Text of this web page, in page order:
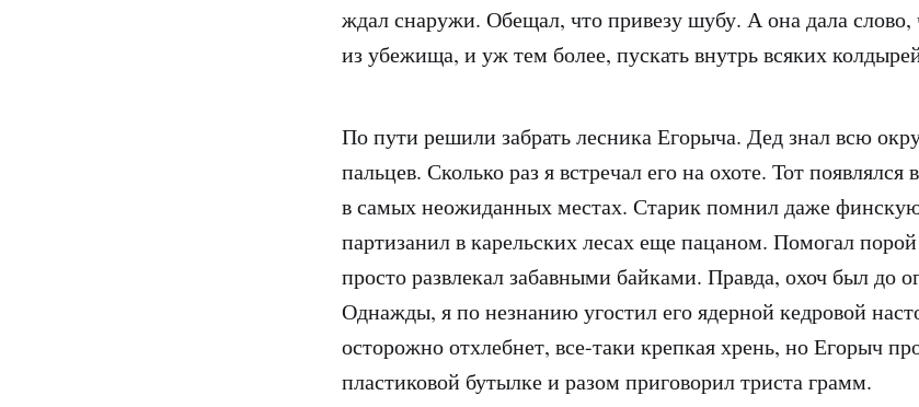
ждал снаружи. Обещал, что привезу шубу. А она дала слово,
из убежища, и уж тем более, пускать внутрь всяких
По пути решили забрать лесника Егорыча. Дед знал всю
пальцев. Сколько раз я встречал его на охоте. Тот появлялся
в самых неожиданных местах. Старик помнил даже
партизанил в карельских лесах еще пацаном. Помогал
просто развлекал забавными байками. Правда, охоч был до
Однажды, я по незнанию угостил его ядерной кедровой
осторожно отхлебнет, все-таки крепкая хрень, но Егорыч
пластиковой бутылке и разом приговорил триста грамм.